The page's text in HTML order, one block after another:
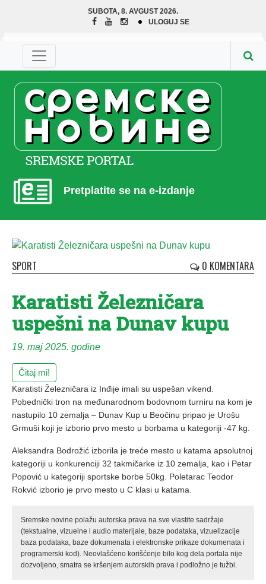
SUBOTA, 8. AVGUST 2026.
ULOGUJ SE
Pretplatite se na e-izdanje
SPORT 0 KOMENTARA
Karatisti Železničara
uspešni na Dunav kupu
19. maj 2025. godine
Čitaj mi!
Karatisti Železničara iz Inđije imali su uspešan vikend.
Pobednički tron na međunarodnom bodovnom turniru na kom je
nastupilo 10 zemalja – Dunav Kup u Beočinu pripao je Urošu
Grmuši koji je izborio prvo mesto u borbama u kategoriji -47 kg.
Aleksandra Bodrožić izborila je treće mesto u katama apsolutnoj
kategoriji u konkurenciji 32 takmičarke iz 10 zemalja, kao i Petar
Popović u kategoriji sportske borbe 50kg. Poletarac Teodor
Rokvić izborio je prvo mesto u C klasi u katama.
Sremske novine polažu autorska prava na sve vlastite sadržaje
(tekstualne, vizuelne i audio materijale, baze podataka, vizuelizacije
baza podataka, baze dokumenata i elektronske prikaze dokumenata i
programerski kod). Neovlašćeno korišćenje bilo kog dela portala nije
dozvoljeno, smatra se kršenjem autorskih prava i podložno je tužbi.